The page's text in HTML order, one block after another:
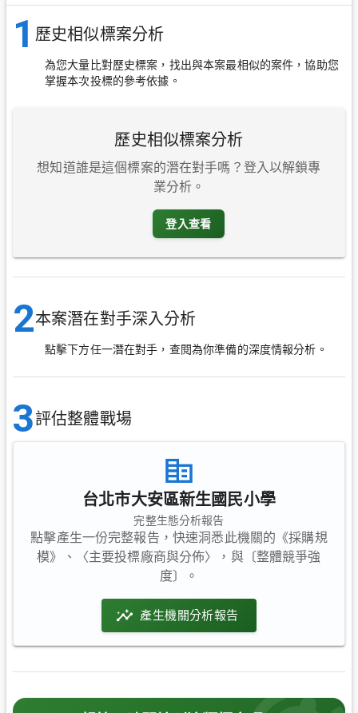
1 歷史相似標案分析
為您大量比對歷史標案，找出與本案最相似的案件，協助您
掌握本次投標的參考依據。
歷史相似標案分析
想知道誰是這個標案的潛在對手嗎？登入以解鎖專
業分析。
登入查看
2本案潛在對手深入分析
點擊下方任一潛在對手，查閱為你準備的深度情報分析。
3評估整體戰場
台北市大安區新生國民小學
完整生態分析報告
點擊產生一份完整報告，快速洞悉此機關的《採購規
模》、〈主要投標廠商與分佈〉，與〔整體競爭強
度〕。
產生機關分析報告